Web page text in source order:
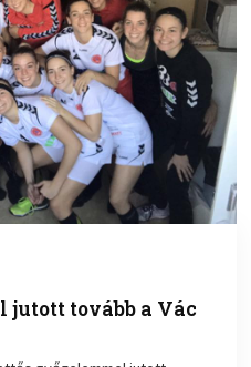
jutott tovább a Vác